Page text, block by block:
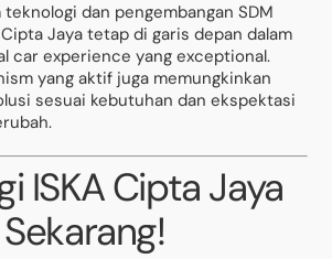
dan pengembangan SDM
Jaya tetap di garis depan dalam
car experience yang exceptional.
yang aktif juga memungkinkan
sesuai kebutuhan dan ekspektasi
ISKA Cipta Jaya
Sekarang!